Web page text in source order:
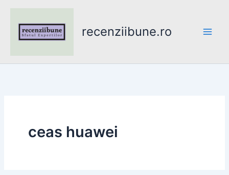
content
recenziibune.ro
ceas huawei